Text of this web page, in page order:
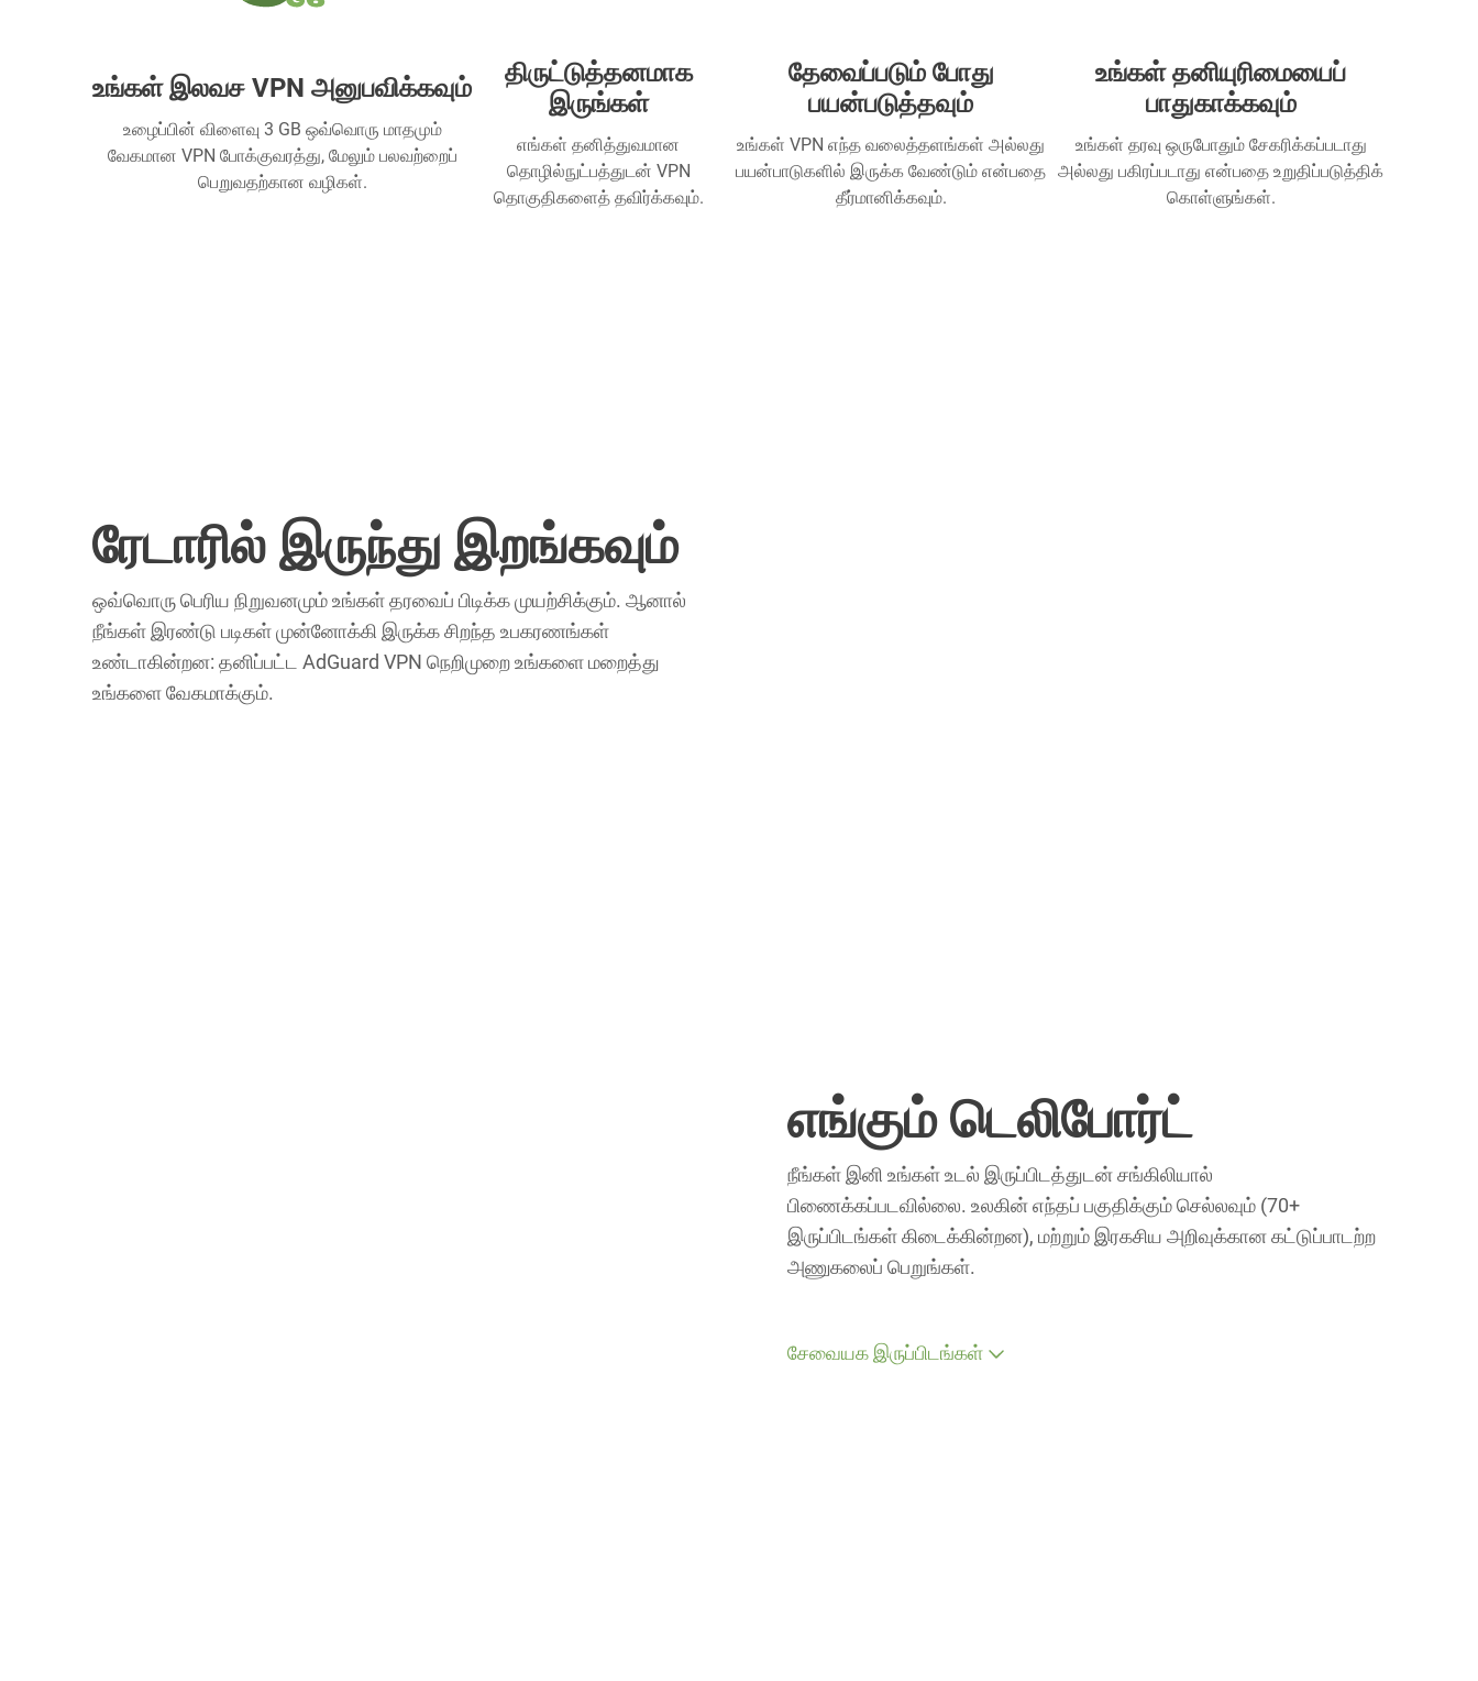
உங்கள் இலவச VPN அனுபவிக்கவும்
உழைப்பின் விளைவு 3 GB ஒவ்வொரு மாதமும்
வேகமான VPN போக்குவரத்து, மேலும் பலவற்றைப்
பெறுவதற்கான வழிகள்.
திருட்டுத்தனமாக
இருங்கள்
எங்கள் தனித்துவமான
தொழில்நுட்பத்துடன் VPN
தொகுதிகளைத் தவிர்க்கவும்.
தேவைப்படும் போது
பயன்படுத்தவும்
உங்கள் VPN எந்த வலைத்தளங்கள் அல்லது
பயன்பாடுகளில் இருக்க வேண்டும் என்பதை
தீர்மானிக்கவும்.
உங்கள் தனியுரிமையைப்
பாதுகாக்கவும்
உங்கள் தரவு ஒருபோதும் சேகரிக்கப்படாது
அல்லது பகிரப்படாது என்பதை உறுதிப்படுத்திக்
கொள்ளுங்கள்.
ரேடாரில் இருந்து இறங்கவும்
ஒவ்வொரு பெரிய நிறுவனமும் உங்கள் தரவைப் பிடிக்க முயற்சிக்கும். ஆனால்
நீங்கள் இரண்டு படிகள் முன்னோக்கி இருக்க சிறந்த உபகரணங்கள்
உண்டாகின்றன: தனிப்பட்ட AdGuard VPN நெறிமுறை உங்களை மறைத்து
உங்களை வேகமாக்கும்.
எங்கும் டெலிபோர்ட்
நீங்கள் இனி உங்கள் உடல் இருப்பிடத்துடன் சங்கிலியால்
பிணைக்கப்படவில்லை. உலகின் எந்தப் பகுதிக்கும் செல்லவும் (70+
இருப்பிடங்கள் கிடைக்கின்றன), மற்றும் இரகசிய அறிவுக்கான கட்டுப்பாடற்ற
அணுகலைப் பெறுங்கள்.
சேவையக இருப்பிடங்கள்